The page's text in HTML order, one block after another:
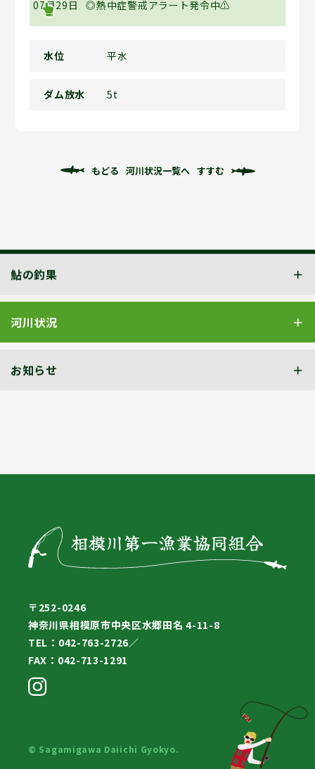
07月29日 ◎熱中症警戒アラート発令中⚠
水位 平水
ダム放水 5t
もどる 河川状況一覧へ すすむ
鮎の釣果
河川状況
お知らせ
〒252-0246
神奈川県相模原市中央区水郷田名 4-11-8
TEL：042-763-2726／
FAX：042-713-1291
© Sagamigawa Daiichi Gyokyo.